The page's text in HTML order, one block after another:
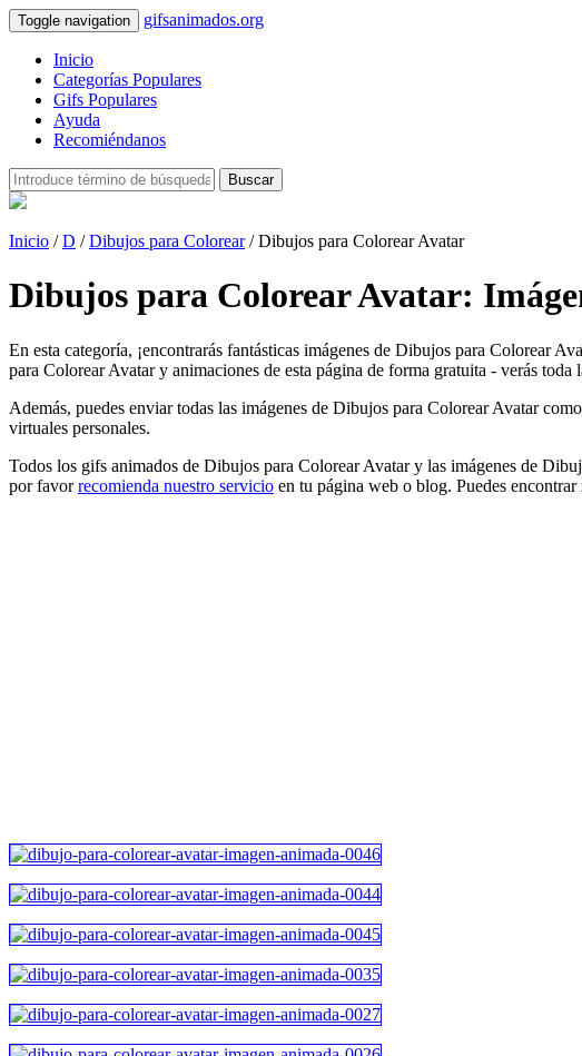
Toggle navigation gifsanimados.org
Inicio
Categorías Populares
Gifs Populares
Ayuda
Recomiéndanos
Buscar
Inicio /D /Dibujos para Colorear/ Dibujos para Colorear Avatar
Dibujos para Colorear Avatar:
En esta categoría, ¡encontrarás fantásticas imágenes de Dibujos para Colorear
para Colorear Avatar y animaciones de esta página de forma gratuita - verás
Además, puedes enviar todas las imágenes de Dibujos para Colorear Avatar
virtuales personales.
Todos los gifs animados de Dibujos para Colorear Avatar y las imágenes de
por favorrecomienda nuestro servicio en tu página web o blog. Puedes